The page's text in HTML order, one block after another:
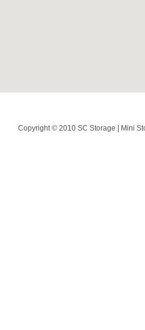
Copyright © 2010 SC Storage | Mini